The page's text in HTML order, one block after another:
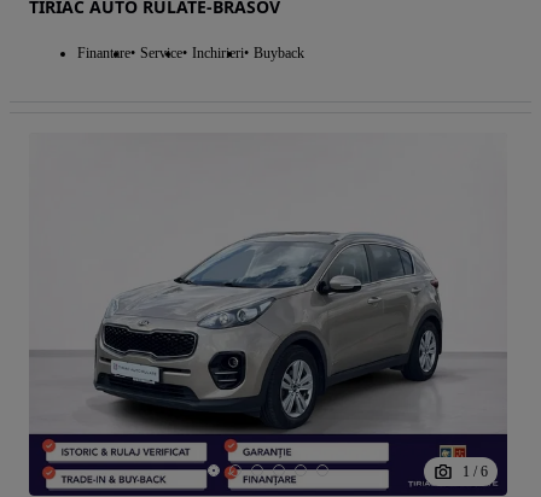
TIRIAC AUTO RULATE-BRASOV
Finantare Service Inchirieri Buyback
1 / 6